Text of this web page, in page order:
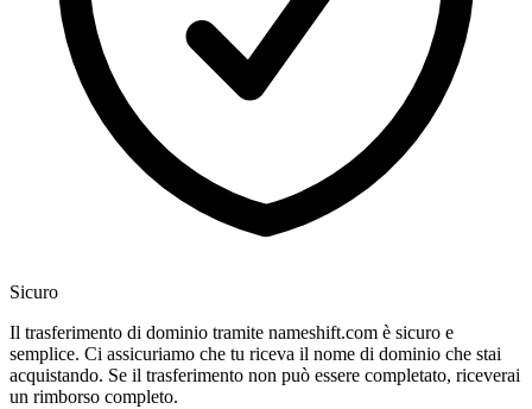
Sicuro
Il trasferimento di dominio tramite nameshift.com è sicuro e
semplice. Ci assicuriamo che tu riceva il nome di dominio che stai
acquistando. Se il trasferimento non può essere completato, riceverai
un rimborso completo.